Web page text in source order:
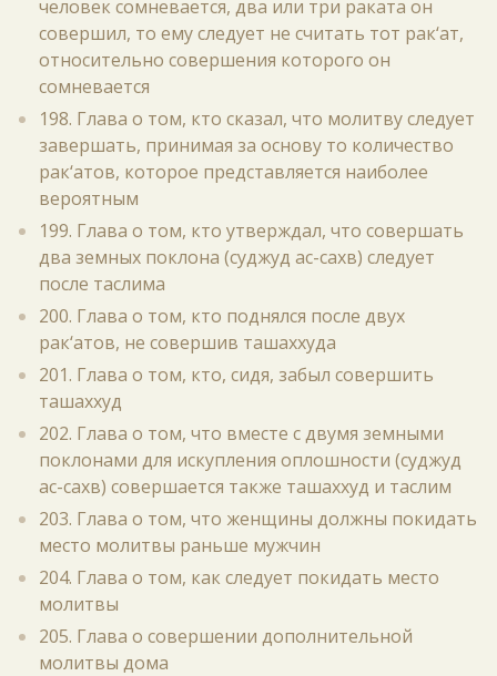
человек сомневается, два или три раката он
совершил, то ему следует не считать тот рак‘ат,
относительно совершения которого он
сомневается
198. Глава о том, кто сказал, что молитву следует
завершать, принимая за основу то количество
рак‘атов, которое представляется наиболее
вероятным
199. Глава о том, кто утверждал, что совершать
два земных поклона (суджуд ас-сахв) следует
после таслима
200. Глава о том, кто поднялся после двух
рак‘атов, не совершив ташаххуда
201. Глава о том, кто, сидя, забыл совершить
ташаххуд
202. Глава о том, что вместе с двумя земными
поклонами для искупления оплошности (суджуд
ас-сахв) совершается также ташаххуд и таслим
203. Глава о том, что женщины должны покидать
место молитвы раньше мужчин
204. Глава о том, как следует покидать место
молитвы
205. Глава о совершении дополнительной
молитвы дома